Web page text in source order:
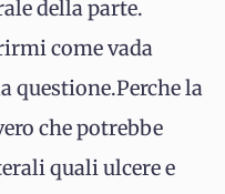
della parte.
come vada
questione.Perche la
che potrebbe
quali ulcere e